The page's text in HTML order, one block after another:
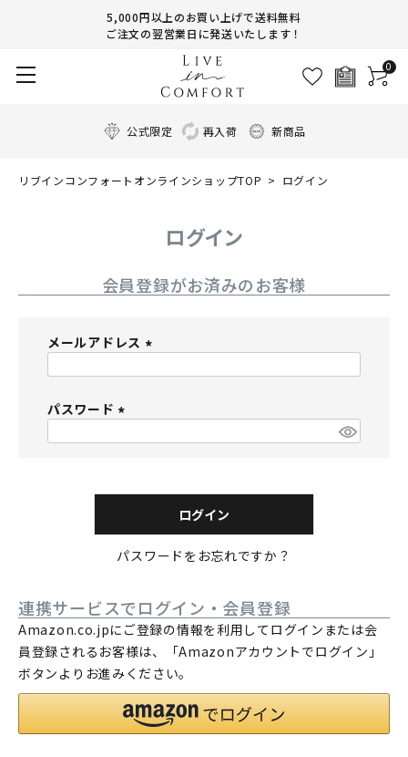
5,000円以上のお買い上げで送料無料
ご注文の翌営業日に発送いたします！
0
公式限定 再入荷 新商品
リブインコンフォートオンラインショップTOP ログイン
ログイン
会員登録がお済みのお客様
メールアドレス
パスワード
)
ログイン
パスワードをお忘れですか？
連携サービスでログイン・会員登録
Amazon.co.jpにご登録の情報を利用してログインまたは会
員登録されるお客様は、「Amazonアカウントでログイン」
ボタンよりお進みください。